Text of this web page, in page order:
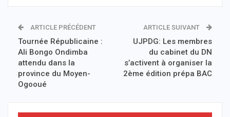
ARTICLE PRÉCÉDENT
Tournée Républicaine :
Ali Bongo Ondimba
attendu dans la
province du Moyen-
Ogooué
ARTICLE SUIVANT
UJPDG: Les membres
du cabinet du DN
s’activent à organiser la
2ème édition prépa BAC